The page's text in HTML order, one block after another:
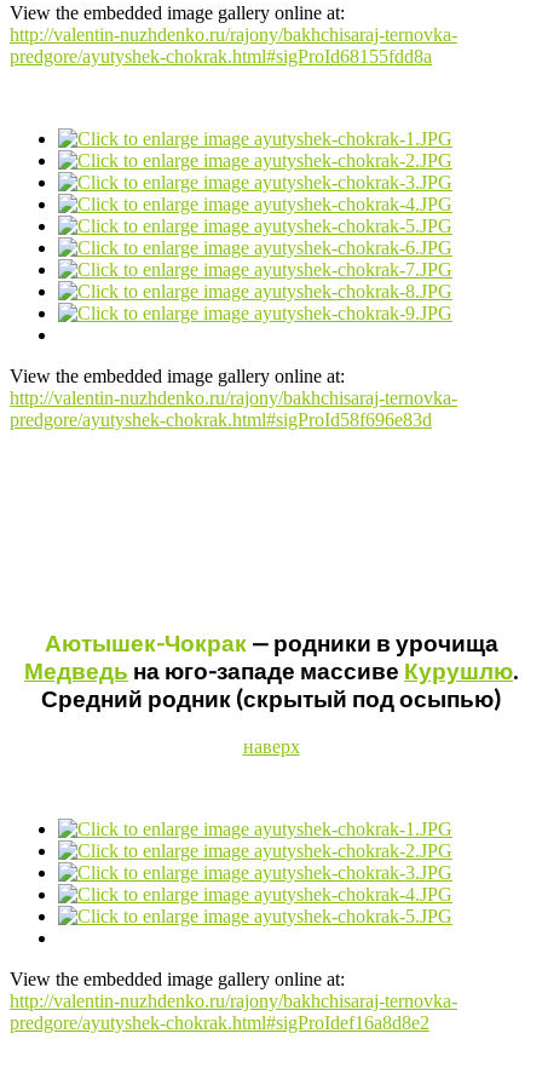
View the embedded image gallery online at:
http://valentin-nuzhdenko.ru/rajony/bakhchisaraj-ternovka-
predgore/ayutyshek-chokrak.html#sigProId68155fdd8a
View the embedded image gallery online at:
http://valentin-nuzhdenko.ru/rajony/bakhchisaraj-ternovka-
predgore/ayutyshek-chokrak.html#sigProId58f696e83d
Аютышек-Чокрак— родники в урочища
Медведь на юго-западе массиве Курушлю.
Средний родник (скрытый под осыпью)
наверх
View the embedded image gallery online at:
http://valentin-nuzhdenko.ru/rajony/bakhchisaraj-ternovka-
predgore/ayutyshek-chokrak.html#sigProIdef16a8d8e2